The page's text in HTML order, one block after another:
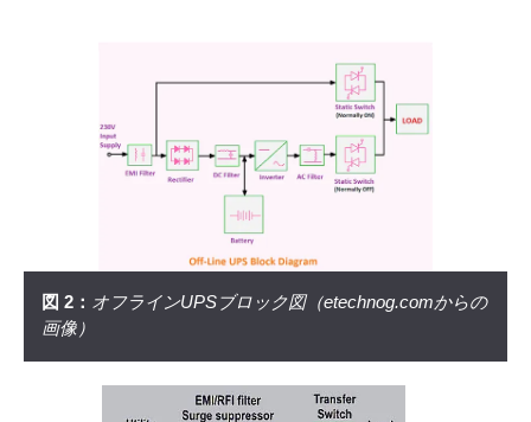
図 2： オフラインUPSブロック図（etechnog.comからの
画像）